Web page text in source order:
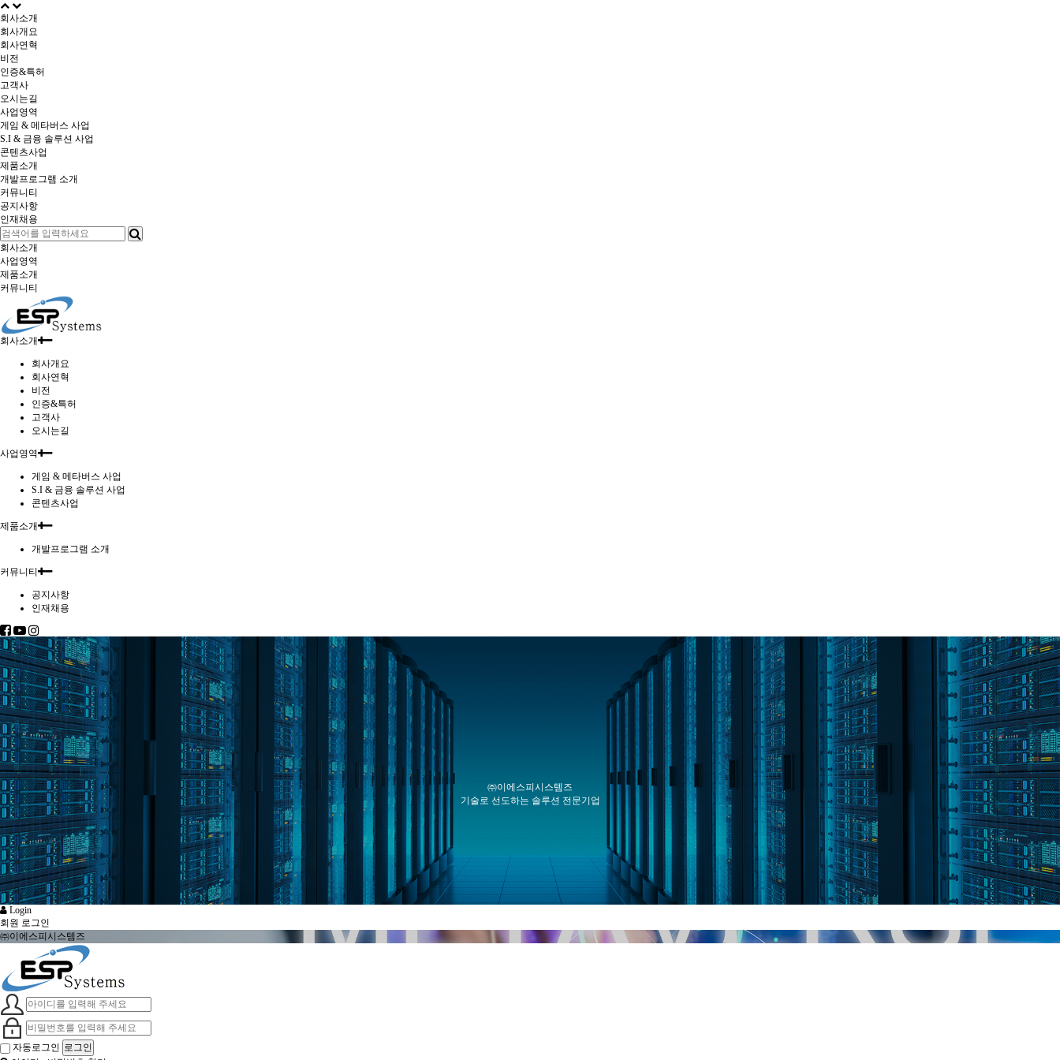
회사소개
회사개요
회사연혁
비전
인증&특허
고객사
오시는길
사업영역
게임 & 메타버스 사업
S.I & 금융 솔루션 사업
콘텐츠사업
제품소개
개발프로그램 소개
커뮤니티
공지사항
인재채용
회사소개
사업영역
제품소개
커뮤니티
회사소개
회사개요
회사연혁
비전
인증&특허
고객사
오시는길
사업영역
게임 & 메타버스 사업
S.I & 금융 솔루션 사업
콘텐츠사업
제품소개
개발프로그램 소개
커뮤니티
공지사항
인재채용
㈜이에스피시스템즈
기술로 선도하는 솔루션 전문기업
Login
회원 로그인
㈜이에스피시스템즈
자동로그인 로그인